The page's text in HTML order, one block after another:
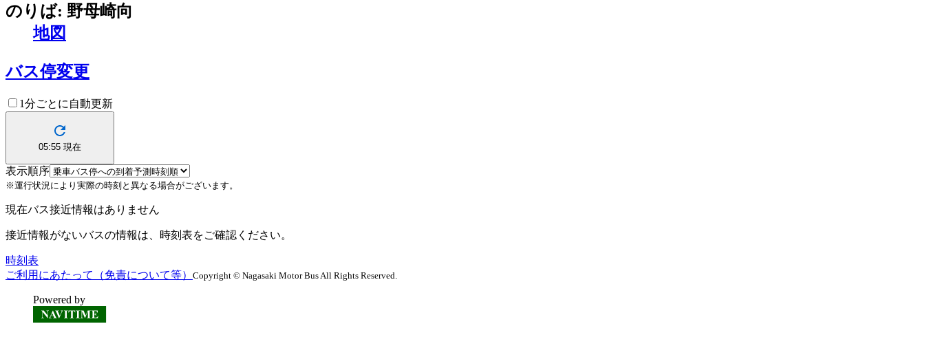
のりば: 野母崎向
地図
バス停変更
1分ごとに自動更新
05:55 現在
表示順序
※運行状況により実際の時刻と異なる場合がございます。
現在バス接近情報はありません
接近情報がないバスの情報は、時刻表をご確認ください。
時刻表
ご利用にあたって（免責について等） Copyright © Nagasaki Motor Bus All Rights Reserved.
Powered by